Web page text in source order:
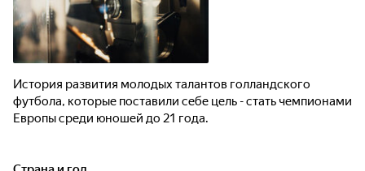
История развития молодых талантов голландского
футбола, которые поставили себе цель - стать чемпионами
Европы среди юношей до 21 года.